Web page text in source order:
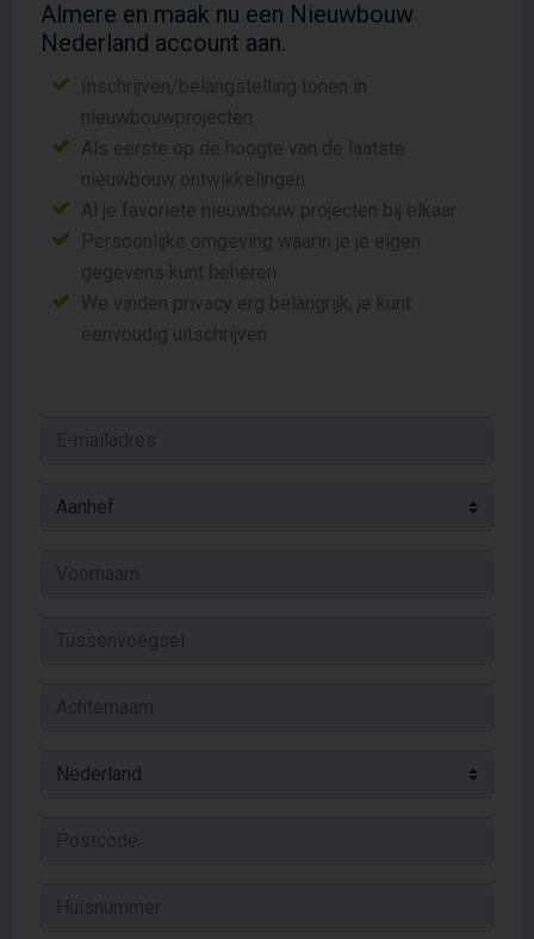
Almere en maak nu een Nieuwbouw
Nederland account aan.
Inschrijven/belangstelling tonen in
nieuwbouwprojecten
Als eerste op de hoogte van de laatste
nieuwbouw ontwikkelingen
Al je favoriete nieuwbouw projecten bij elkaar
Persoonlijke omgeving waarin je je eigen
gegevens kunt beheren
We vinden privacy erg belangrijk, je kunt
eenvoudig uitschrijven